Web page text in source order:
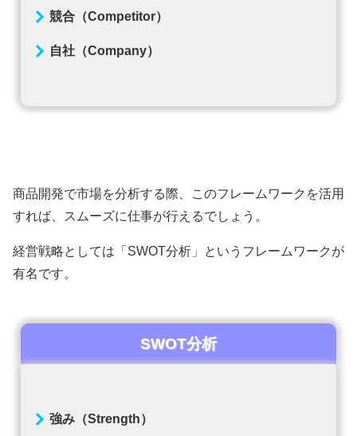
競合（Competitor）
自社（Company）
商品開発で市場を分析する際、このフレームワークを活用
すれば、スムーズに仕事が行えるでしょう。
経営戦略としては「SWOT分析」というフレームワークが
有名です。
SWOT分析
強み（Strength）